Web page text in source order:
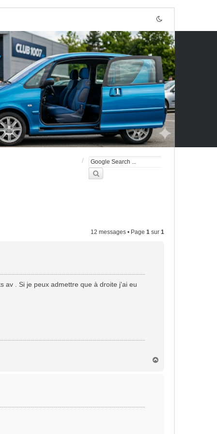
12 messages • Page 1 sur 1
av . Si je peux admettre que à droite j'ai eu